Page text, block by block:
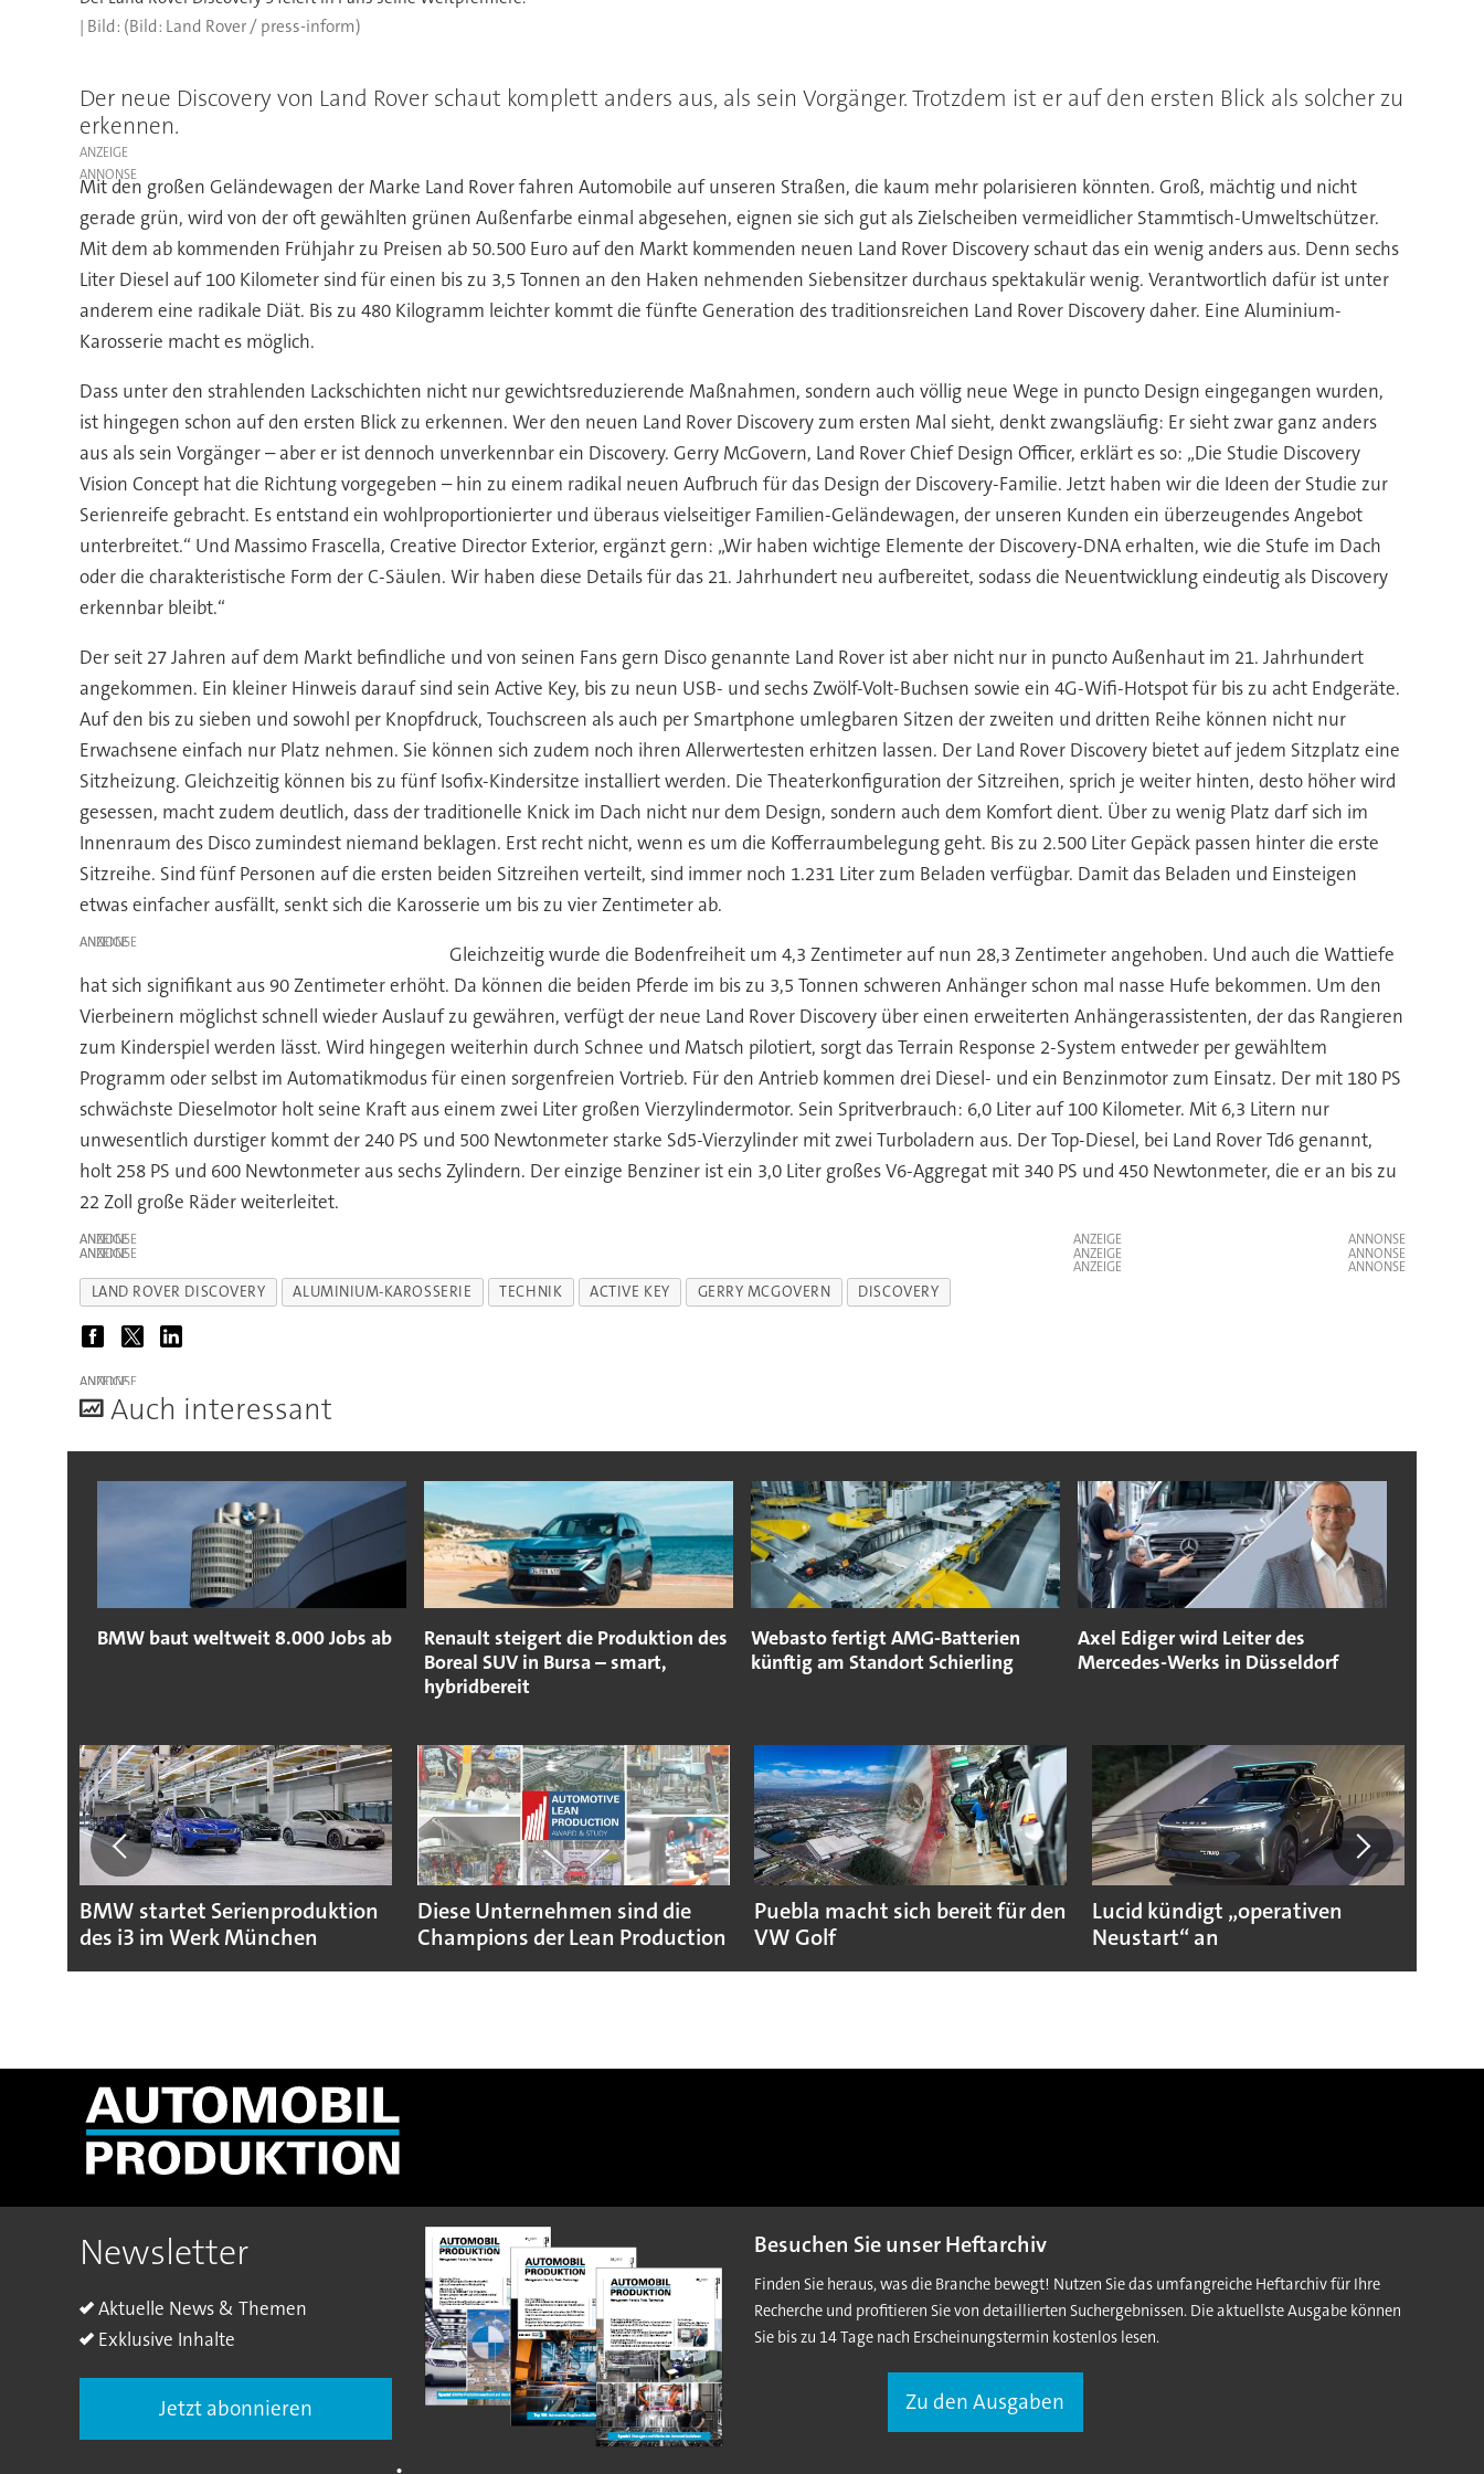
(Bild: Land Rover / press-inform)
Der neue Discovery von Land Rover schaut komplett anders aus, als sein Vorgänger. Trotzdem ist er auf den ersten Blick als solcher zu
erkennen.
ANZEIGE
Mit den großen Geländewagen der Marke Land Rover fahren Automobile auf unseren Straßen, die kaum mehr polarisieren könnten. Groß, mächtig und nicht
gerade grün, wird von der oft gewählten grünen Außenfarbe einmal abgesehen, eignen sie sich gut als Zielscheiben vermeidlicher Stammtisch-Umweltschützer.
Mit dem ab kommenden Frühjahr zu Preisen ab 50.500 Euro auf den Markt kommenden neuen Land Rover Discovery schaut das ein wenig anders aus. Denn sechs
Liter Diesel auf 100 Kilometer sind für einen bis zu 3,5 Tonnen an den Haken nehmenden Siebensitzer durchaus spektakulär wenig. Verantwortlich dafür ist unter
anderem eine radikale Diät. Bis zu 480 Kilogramm leichter kommt die fünfte Generation des traditionsreichen Land Rover Discovery daher. Eine Aluminium-
Karosserie macht es möglich.
Dass unter den strahlenden Lackschichten nicht nur gewichtsreduzierende Maßnahmen, sondern auch völlig neue Wege in puncto Design eingegangen wurden,
ist hingegen schon auf den ersten Blick zu erkennen. Wer den neuen Land Rover Discovery zum ersten Mal sieht, denkt zwangsläufig: Er sieht zwar ganz anders
aus als sein Vorgänger – aber er ist dennoch unverkennbar ein Discovery. Gerry McGovern, Land Rover Chief Design Officer, erklärt es so: „Die Studie Discovery
Vision Concept hat die Richtung vorgegeben – hin zu einem radikal neuen Aufbruch für das Design der Discovery-Familie. Jetzt haben wir die Ideen der Studie zur
Serienreife gebracht. Es entstand ein wohlproportionierter und überaus vielseitiger Familien-Geländewagen, der unseren Kunden ein überzeugendes Angebot
unterbreitet.“ Und Massimo Frascella, Creative Director Exterior, ergänzt gern: „Wir haben wichtige Elemente der Discovery-DNA erhalten, wie die Stufe im Dach
oder die charakteristische Form der C-Säulen. Wir haben diese Details für das 21. Jahrhundert neu aufbereitet, sodass die Neuentwicklung eindeutig als Discovery
erkennbar bleibt.“
Der seit 27 Jahren auf dem Markt befindliche und von seinen Fans gern Disco genannte Land Rover ist aber nicht nur in puncto Außenhaut im 21. Jahrhundert
angekommen. Ein kleiner Hinweis darauf sind sein Active Key, bis zu neun USB- und sechs Zwölf-Volt-Buchsen sowie ein 4G-Wifi-Hotspot für bis zu acht Endgeräte.
Auf den bis zu sieben und sowohl per Knopfdruck, Touchscreen als auch per Smartphone umlegbaren Sitzen der zweiten und dritten Reihe können nicht nur
Erwachsene einfach nur Platz nehmen. Sie können sich zudem noch ihren Allerwertesten erhitzen lassen. Der Land Rover Discovery bietet auf jedem Sitzplatz eine
Sitzheizung. Gleichzeitig können bis zu fünf Isofix-Kindersitze installiert werden. Die Theaterkonfiguration der Sitzreihen, sprich je weiter hinten, desto höher wird
gesessen, macht zudem deutlich, dass der traditionelle Knick im Dach nicht nur dem Design, sondern auch dem Komfort dient. Über zu wenig Platz darf sich im
Innenraum des Disco zumindest niemand beklagen. Erst recht nicht, wenn es um die Kofferraumbelegung geht. Bis zu 2.500 Liter Gepäck passen hinter die erste
Sitzreihe. Sind fünf Personen auf die ersten beiden Sitzreihen verteilt, sind immer noch 1.231 Liter zum Beladen verfügbar. Damit das Beladen und Einsteigen
etwas einfacher ausfällt, senkt sich die Karosserie um bis zu vier Zentimeter ab.
ANZEIGE
Gleichzeitig wurde die Bodenfreiheit um 4,3 Zentimeter auf nun 28,3 Zentimeter angehoben. Und auch die Wattiefe
hat sich signifikant aus 90 Zentimeter erhöht. Da können die beiden Pferde im bis zu 3,5 Tonnen schweren Anhänger schon mal nasse Hufe bekommen. Um den
Vierbeinern möglichst schnell wieder Auslauf zu gewähren, verfügt der neue Land Rover Discovery über einen erweiterten Anhängerassistenten, der das Rangieren
zum Kinderspiel werden lässt. Wird hingegen weiterhin durch Schnee und Matsch pilotiert, sorgt das Terrain Response 2-System entweder per gewähltem
Programm oder selbst im Automatikmodus für einen sorgenfreien Vortrieb. Für den Antrieb kommen drei Diesel- und ein Benzinmotor zum Einsatz. Der mit 180 PS
schwächste Dieselmotor holt seine Kraft aus einem zwei Liter großen Vierzylindermotor. Sein Spritverbrauch: 6,0 Liter auf 100 Kilometer. Mit 6,3 Litern nur
unwesentlich durstiger kommt der 240 PS und 500 Newtonmeter starke Sd5-Vierzylinder mit zwei Turboladern aus. Der Top-Diesel, bei Land Rover Td6 genannt,
holt 258 PS und 600 Newtonmeter aus sechs Zylindern. Der einzige Benziner ist ein 3,0 Liter großes V6-Aggregat mit 340 PS und 450 Newtonmeter, die er an bis zu
22 Zoll große Räder weiterleitet.
ANZEIGE
ANZEIGE
ANZEIGE
ANZEIGE
ANZEIGE
LAND ROVER DISCOVERY ALUMINIUM-KAROSSERIE TECHNIK ACTIVE KEY GERRY MCGOVERN DISCOVERY
ANZEIGE
Auch interessant
BMW baut weltweit 8.000 Jobs ab
Renault steigert die Produktion des
Boreal SUV in Bursa – smart,
hybridbereit
Webasto fertigt AMG-Batterien
künftig am Standort Schierling
Axel Ediger wird Leiter des
Mercedes-Werks in Düsseldorf
BMW startet Serienproduktion
des i3 im Werk München
Diese Unternehmen sind die
Champions der Lean Production
Puebla macht sich bereit für den
VW Golf
Lucid kündigt „operativen
Neustart“ an
Newsletter
Aktuelle News & Themen
Exklusive Inhalte
Jetzt abonnieren
Besuchen Sie unser Heftarchiv
Finden Sie heraus, was die Branche bewegt! Nutzen Sie das umfangreiche Heftarchiv für Ihre
Recherche und profitieren Sie von detaillierten Suchergebnissen. Die aktuellste Ausgabe können
Sie bis zu 14 Tage nach Erscheinungstermin kostenlos lesen.
Zu den Ausgaben